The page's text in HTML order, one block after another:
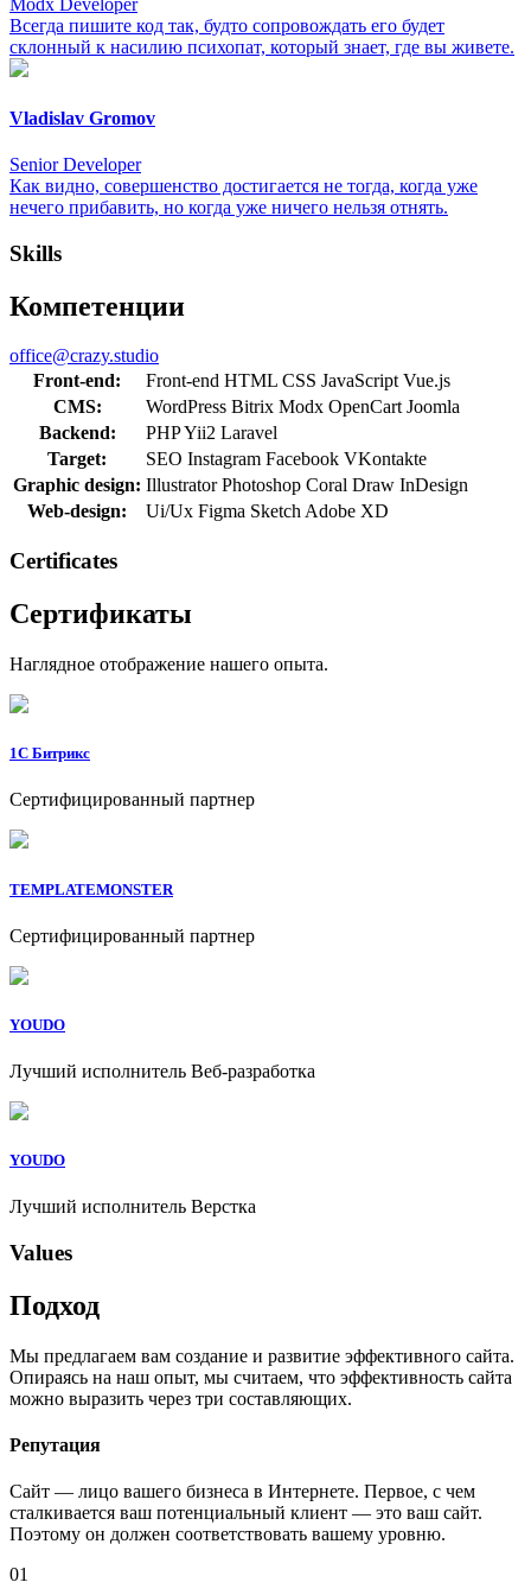
Modx Developer
Всегда пишите код так, будто сопровождать его будет
склонный к насилию психопат, который знает, где вы живете.
Vladislav Gromov
Senior Developer
Как видно, совершенство достигается не тогда, когда уже
нечего прибавить, но когда уже ничего нельзя отнять.
Skills
Компетенции
office@crazy.studio
Front-end:
Front-end HTML CSS JavaScript Vue.js
CMS:
WordPress Bitrix Modx OpenCart Joomla
Backend:
PHPYii2 Laravel
Target:
SEO Instagram Facebook VKontakte
Graphic design: Illustrator Photoshop Coral Draw InDesign
Web-design:
Ui/Ux Figma SketchAdobe XD
Сertificates
Сертификаты
Наглядное отображение нашего опыта.
1C Битрикс
Сертифицированный партнер
TEMPLATEMONSTER
Сертифицированный партнер
YOUDO
Лучший исполнитель Веб-разработка
YOUDO
Лучший исполнитель Верстка
Values
Подход
Мы предлагаем вам создание и развитие эффективного сайта.
Опираясь на наш опыт, мы считаем, что эффективность сайта
можно выразить через три составляющих.
Репутация
Сайт — лицо вашего бизнеса в Интернете. Первое, с чем
сталкивается ваш потенциальный клиент — это ваш сайт.
Поэтому он должен соответствовать вашему уровню.
01